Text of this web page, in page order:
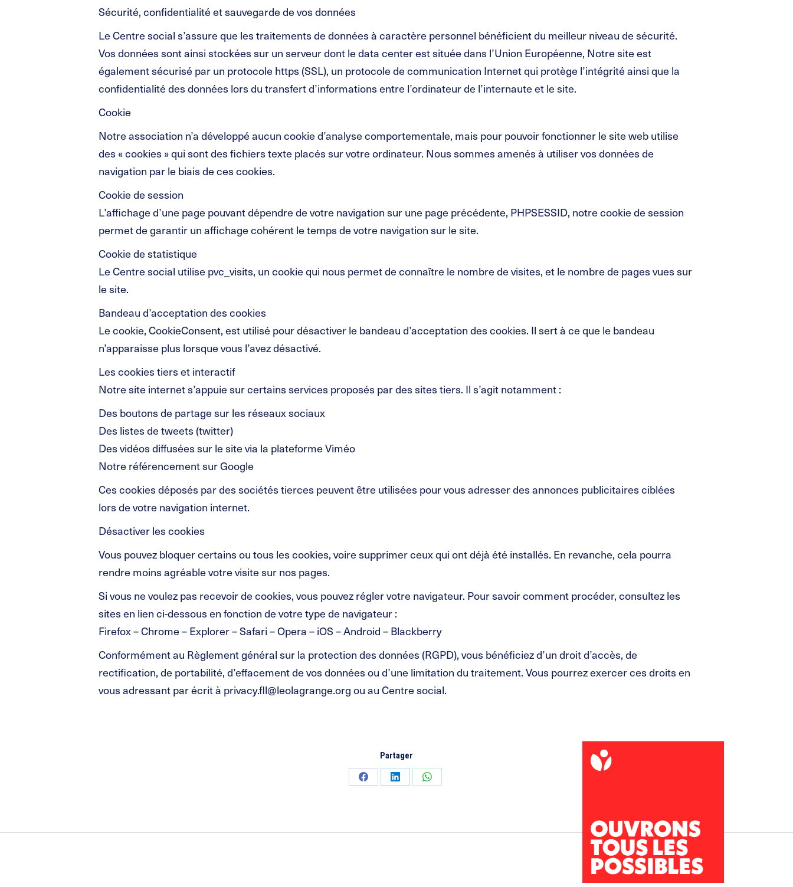
Sécurité, confidentialité et sauvegarde de vos données
Le Centre social s’assure que les traitements de données à caractère personnel bénéficient du meilleur niveau de sécurité.
Vos données sont ainsi stockées sur un serveur dont le data center est située dans l’Union Européenne, Notre site est
également sécurisé par un protocole https (SSL), un protocole de communication Internet qui protège l’intégrité ainsi que la
confidentialité des données lors du transfert d’informations entre l’ordinateur de l’internaute et le site.
Cookie
Notre association n’a développé aucun cookie d’analyse comportementale, mais pour pouvoir fonctionner le site web utilise
des « cookies » qui sont des fichiers texte placés sur votre ordinateur. Nous sommes amenés à utiliser vos données de
navigation par le biais de ces cookies.
Cookie de session
L’affichage d’une page pouvant dépendre de votre navigation sur une page précédente, PHPSESSID, notre cookie de session
permet de garantir un affichage cohérent le temps de votre navigation sur le site.
Cookie de statistique
Le Centre social utilise pvc_visits, un cookie qui nous permet de connaître le nombre de visites, et le nombre de pages vues sur
le site.
Bandeau d’acceptation des cookies
Le cookie, CookieConsent, est utilisé pour désactiver le bandeau d’acceptation des cookies. Il sert à ce que le bandeau
n’apparaisse plus lorsque vous l’avez désactivé.
Les cookies tiers et interactif
Notre site internet s’appuie sur certains services proposés par des sites tiers. Il s’agit notamment :
Des boutons de partage sur les réseaux sociaux
Des listes de tweets (twitter)
Des vidéos diffusées sur le site via la plateforme Viméo
Notre référencement sur Google
Ces cookies déposés par des sociétés tierces peuvent être utilisées pour vous adresser des annonces publicitaires ciblées
lors de votre navigation internet.
Désactiver les cookies
Vous pouvez bloquer certains ou tous les cookies, voire supprimer ceux qui ont déjà été installés. En revanche, cela pourra
rendre moins agréable votre visite sur nos pages.
Si vous ne voulez pas recevoir de cookies, vous pouvez régler votre navigateur. Pour savoir comment procéder, consultez les
sites en lien ci-dessous en fonction de votre type de navigateur :
Firefox – Chrome – Explorer – Safari – Opera – iOS – Android – Blackberry
Conformément au Règlement général sur la protection des données (RGPD), vous bénéficiez d’un droit d’accès, de
rectification, de portabilité, d’effacement de vos données ou d’une limitation du traitement. Vous pourrez exercer ces droits en
vous adressant par écrit à privacy.fll@leolagrange.org ou au Centre social.
Partager
PartagerPartagerPartager